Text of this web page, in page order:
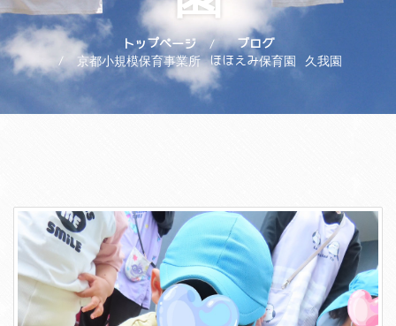
トップページ
ブログ
京都小規模保育事業所 ほほえみ保育園 久我園